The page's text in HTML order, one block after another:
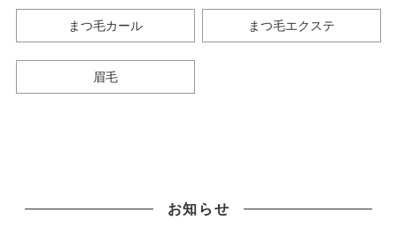
まつ毛カール まつ毛エクステ
眉毛
お知らせ